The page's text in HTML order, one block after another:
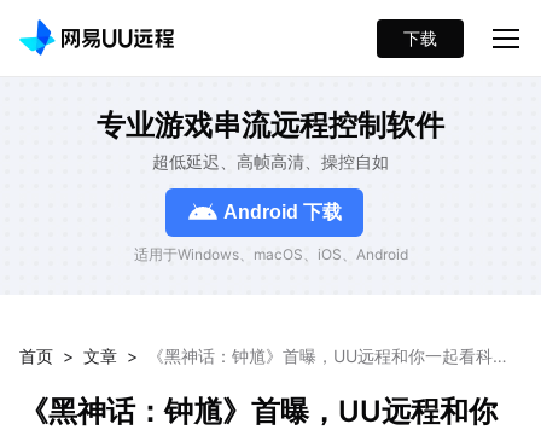
下载
专业游戏串流远程控制软件
超低延迟、高帧高清、操控自如
Android 下载
适用于Windows、macOS、iOS、Android
首页 > 文章 >
《黑神话：钟馗》首曝，UU远程和你一起看科隆
《黑神话：钟馗》首曝，UU远程和你